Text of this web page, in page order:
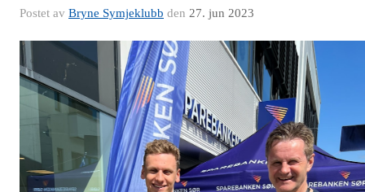
Postet av Bryne Symjeklubb den 27. jun 2023